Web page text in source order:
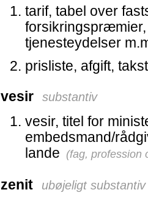
tarif, tabel over
tjenesteydelser
prisliste, afgift, takst
vesir
substantiv
vesir, titel for
embedsmand/
lande (fag, profession
zenit ubøjeligt substantiv